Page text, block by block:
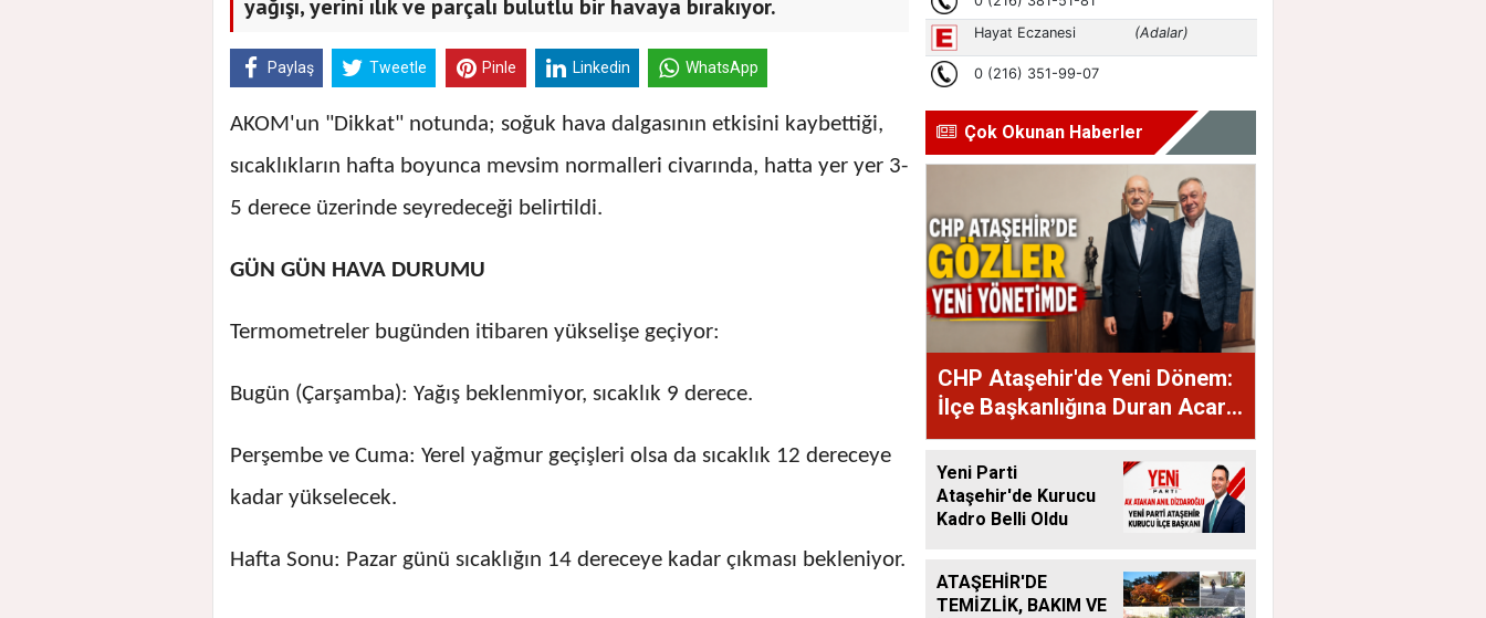
yağışı, yerini ılık ve parçalı bulutlu bir havaya bırakıyor.
Paylaş Tweetle Pinle Linkedin WhatsApp
AKOM'un "Dikkat" notunda; soğuk hava dalgasının etkisini kaybettiği,
sıcaklıkların hafta boyunca mevsim normalleri civarında, hatta yer yer 3-
5 derece üzerinde seyredeceği belirtildi.
GÜN GÜN HAVA DURUMU
Termometreler bugünden itibaren yükselişe geçiyor:
Bugün (Çarşamba): Yağış beklenmiyor, sıcaklık 9 derece.
Perşembe ve Cuma: Yerel yağmur geçişleri olsa da sıcaklık 12 dereceye
kadar yükselecek.
Hafta Sonu: Pazar günü sıcaklığın 14 dereceye kadar çıkması bekleniyor.
Çok Okunan Haberler
CHP Ataşehir'de Yeni Dönem:
İlçe Başkanlığına Duran Acar
Atandı
Yeni Parti
Ataşehir'de Kurucu
Kadro Belli Oldu
ATAŞEHİR'DE
TEMİZLİK, BAKIM VE